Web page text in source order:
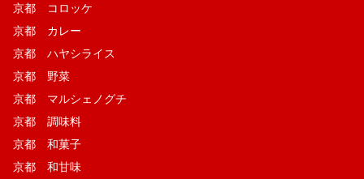
京都 コロッケ
京都 カレー
京都 ハヤシライス
京都 野菜
京都 マルシェノグチ
京都 調味料
京都 和菓子
京都 和甘味